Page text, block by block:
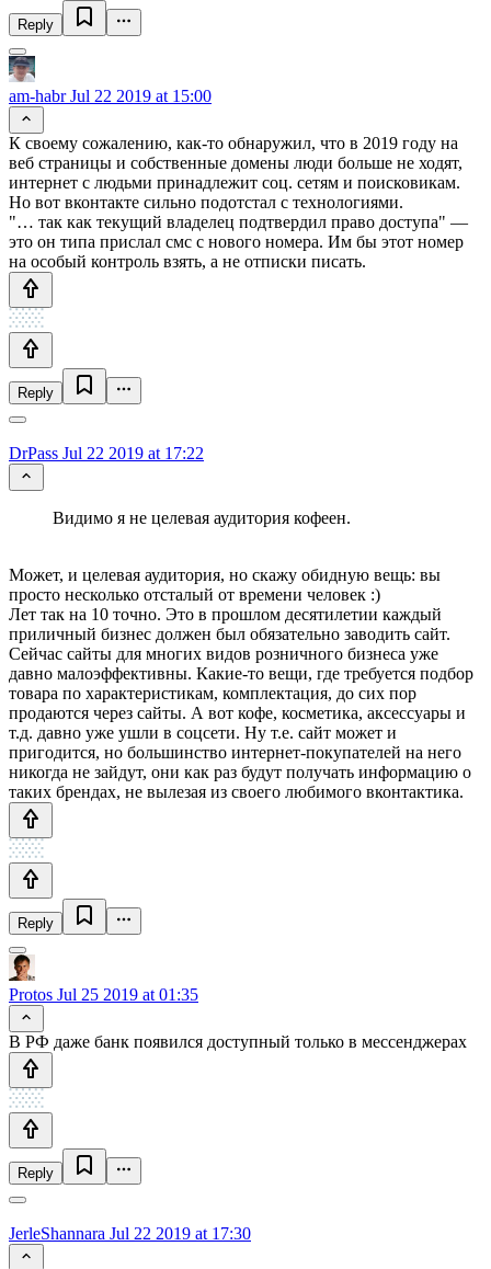
Reply
am-habrJul 22 2019 at 15:00
К своему сожалению, как-то обнаружил, что в 2019 году на
веб страницы и собственные домены люди больше не ходят,
интернет с людьми принадлежит соц. сетям и поисковикам.
Но вот вконтакте сильно подотстал с технологиями.
"… так как текущий владелец подтвердил право доступа" —
это он типа прислал смс с нового номера. Им бы этот номер
на особый контроль взять, а не отписки писать.
Reply
DrPass Jul 22 2019 at 17:22
Видимо я не целевая аудитория кофеен.
Может, и целевая аудитория, но скажу обидную вещь: вы
просто несколько отсталый от времени человек :)
Лет так на 10 точно. Это в прошлом десятилетии каждый
приличный бизнес должен был обязательно заводить сайт.
Сейчас сайты для многих видов розничного бизнеса уже
давно малоэффективны. Какие-то вещи, где требуется подбор
товара по характеристикам, комплектация, до сих пор
продаются через сайты. А вот кофе, косметика, аксессуары и
т.д. давно уже ушли в соцсети. Ну т.е. сайт может и
пригодится, но большинство интернет-покупателей на него
никогда не зайдут, они как раз будут получать информацию о
таких брендах, не вылезая из своего любимого вконтактика.
Reply
Protos Jul 25 2019 at 01:35
В РФ даже банк появился доступный только в мессенджерах
Reply
JerleShannara Jul 22 2019 at 17:30